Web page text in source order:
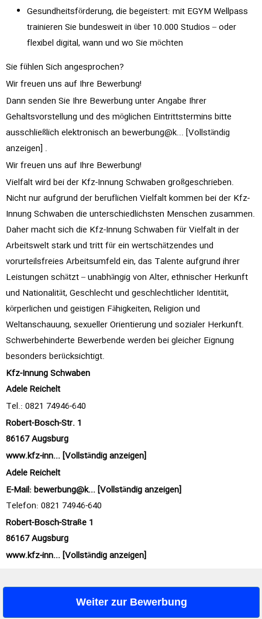
Gesundheitsförderung, die begeistert: mit EGYM Wellpass
trainieren Sie bundesweit in über 10.000 Studios – oder
flexibel digital, wann und wo Sie möchten
Sie fühlen Sich angesprochen?
Wir freuen uns auf Ihre Bewerbung!
Dann senden Sie Ihre Bewerbung unter Angabe Ihrer
Gehaltsvorstellung und des möglichen Eintrittstermins bitte
ausschließlich elektronisch an bewerbung@k... [Vollständig
anzeigen] .
Wir freuen uns auf Ihre Bewerbung!
Vielfalt wird bei der Kfz-Innung Schwaben großgeschrieben.
Nicht nur aufgrund der beruflichen Vielfalt kommen bei der Kfz-
Innung Schwaben die unterschiedlichsten Menschen zusammen.
Daher macht sich die Kfz-Innung Schwaben für Vielfalt in der
Arbeitswelt stark und tritt für ein wertschätzendes und
vorurteilsfreies Arbeitsumfeld ein, das Talente aufgrund ihrer
Leistungen schätzt – unabhängig von Alter, ethnischer Herkunft
und Nationalität, Geschlecht und geschlechtlicher Identität,
körperlichen und geistigen Fähigkeiten, Religion und
Weltanschauung, sexueller Orientierung und sozialer Herkunft.
Schwerbehinderte Bewerbende werden bei gleicher Eignung
besonders berücksichtigt.
Kfz-Innung Schwaben
Adele Reichelt
Tel.: 0821 74946-640
Robert-Bosch-Str. 1
86167 Augsburg
www.kfz-inn... [Vollständig anzeigen]
Adele Reichelt
E-Mail:bewerbung@k... [Vollständig anzeigen]
Telefon: 0821 74946-640
Robert-Bosch-Straße 1
86167 Augsburg
www.kfz-inn... [Vollständig anzeigen]
Weiter zur Bewerbung